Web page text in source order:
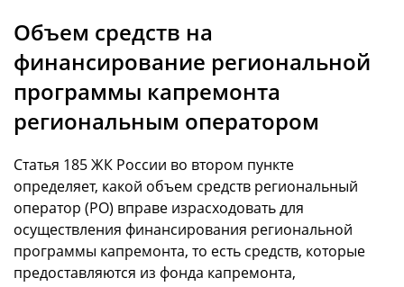
Объем средств на
финансирование региональной
программы капремонта
региональным оператором
Статья 185 ЖК России во втором пункте
определяет, какой объем средств региональный
оператор (РО) вправе израсходовать для
осуществления финансирования региональной
программы капремонта, то есть средств, которые
предоставляются из фонда капремонта,